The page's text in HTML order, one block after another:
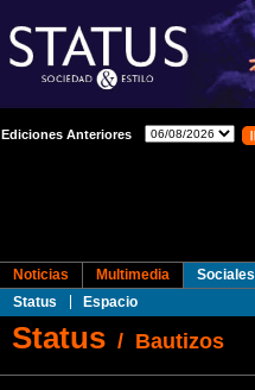
Ediciones Anteriores
Noticias Multimedia
Sociales
Status
Espacio
Status / Bautizos